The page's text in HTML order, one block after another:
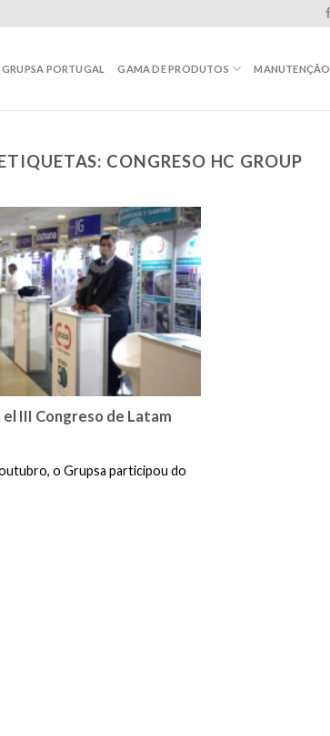
GRUPSA PORTUGAL GAMA DE PRODUTOS MANUTENÇÃO
CONGRESO HC GROUP
III Congreso de Latam
o Grupsa participou do